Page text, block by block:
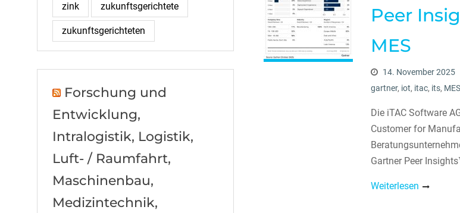
Peer
MES
14. November 2025
gartner, iot, itac, its, MES
Die iTAC Software
Customer for
Gartner Peer
Weiterlesen
zink zukunftsgerichtete
zukunftsgerichteten
Forschung und
Entwicklung,
Intralogistik, Logistik,
Luft- / Raumfahrt,
Maschinenbau,
Medizintechnik,